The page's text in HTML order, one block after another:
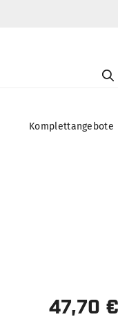
Komplettangebote
47,70